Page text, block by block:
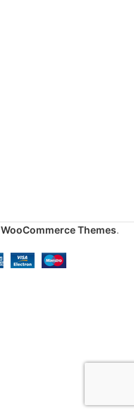
WooCommerce Themes.